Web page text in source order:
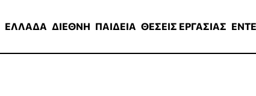
ΕΛΛΑΔΑ ΔΙΕΘΝΗ ΠΑΙΔΕΙΑ ΘΕΣΕΙΣ ΕΡΓΑΣΙΑΣ